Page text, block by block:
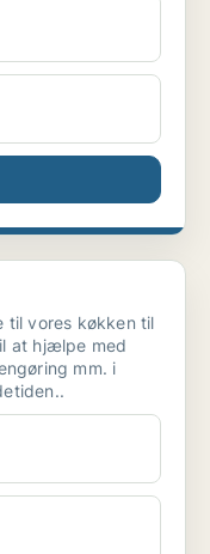
til vores køkken til
at hjælpe med
mm. i
Mødetiden..